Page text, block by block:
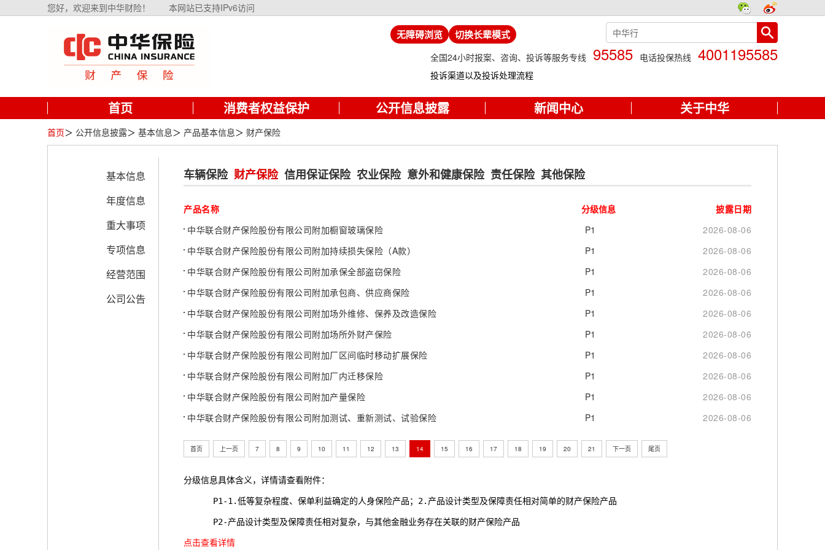
您好，欢迎来到中华财险！ 本网站已支持IPv6访问
无障碍浏览 切换长辈模式
全国24小时报案、咨询、投诉等服务专线 95585 电话投保热线 4001195585
投诉渠道以及投诉处理流程
首页 消费者权益保护 公开信息披露 新闻中心 关于中华
首页＞ 公开信息披露＞ 基本信息＞ 产品基本信息＞ 财产保险
基本信息
年度信息
重大事项
专项信息
经营范围
公司公告
车辆保险 财产保险 信用保证保险 农业保险 意外和健康保险 责任保险 其他保险
产品名称 分级信息
披露日期
中华联合财产保险股份有限公司附加橱窗玻璃保险
P1
2026-08-06
中华联合财产保险股份有限公司附加持续损失保险（A款）
P1
2026-08-06
中华联合财产保险股份有限公司附加承保全部盗窃保险
P1
2026-08-06
中华联合财产保险股份有限公司附加承包商、供应商保险
P1
2026-08-06
中华联合财产保险股份有限公司附加场外维修、保养及改造保险
P1
2026-08-06
中华联合财产保险股份有限公司附加场所外财产保险
P1
2026-08-06
中华联合财产保险股份有限公司附加厂区间临时移动扩展保险
P1
2026-08-06
中华联合财产保险股份有限公司附加厂内迁移保险
P1
2026-08-06
中华联合财产保险股份有限公司附加产量保险
P1
2026-08-06
中华联合财产保险股份有限公司附加测试、重新测试、试验保险
P1 2026-08-06
首页 上一页 7 8 9 10 11 12 13 14 15 16 17 18 19 20 21 下一页 尾页
分级信息具体含义，详情请查看附件：
      P1-1.低等复杂程度、保单利益确定的人身保险产品；2.产品设计类型及保障责任相对简单的财产保险产品
      P2-产品设计类型及保障责任相对复杂，与其他金融业务存在关联的财产保险产品
点击查看详情